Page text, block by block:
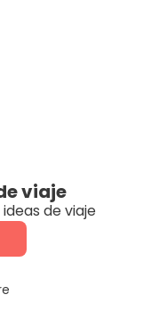
viaje
de viaje